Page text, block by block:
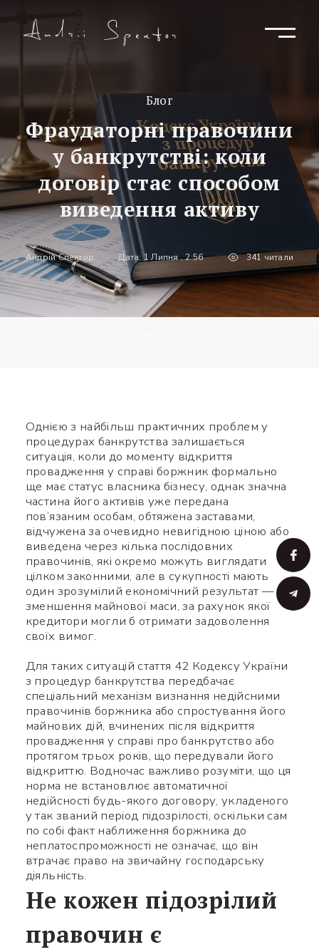
Блог
Фраудаторні правочини
у банкрутстві: коли
договір стає способом
виведення активу
Андрій Спектор Дата: 1 Липня , 2:56 341 читали
Однією з найбільш практичних проблем у
процедурах банкрутства залишається
ситуація, коли до моменту відкриття
провадження у справі боржник формально
ще має статус власника бізнесу, однак значна
частина його активів уже передана
пов’язаним особам, обтяжена заставами,
відчужена за очевидно невигідною ціною або
виведена через кілька послідовних
правочинів, які окремо можуть виглядати
цілком законними, але в сукупності мають
один зрозумілий економічний результат —
зменшення майнової маси, за рахунок якої
кредитори могли б отримати задоволення
своїх вимог.
Для таких ситуацій стаття 42 Кодексу України
з процедур банкрутства передбачає
спеціальний механізм визнання недійсними
правочинів боржника або спростування його
майнових дій, вчинених після відкриття
провадження у справі про банкрутство або
протягом трьох років, що передували його
відкриттю. Водночас важливо розуміти, що ця
норма не встановлює автоматичної
недійсності будь-якого договору, укладеного
у так званий період підозрілості, оскільки сам
по собі факт наближення боржника до
неплатоспроможності не означає, що він
втрачає право на звичайну господарську
діяльність.
Не кожен підозрілий
правочин є